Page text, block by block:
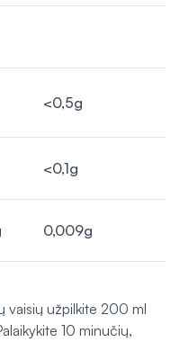
<0,5g
<0,1g
0,009g
vaisių užpilkite 200 ml
10 minučių,